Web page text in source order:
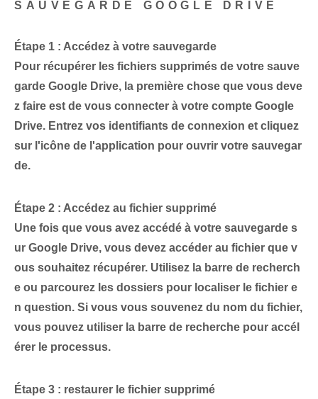
SAUVEGARDE GOOGLE DRIVE
Étape 1 : Accédez à votre sauvegarde
Pour récupérer les fichiers supprimés de votre sauve
garde Google Drive, la première chose que vous deve
z faire est de vous connecter à votre compte Google
Drive. Entrez vos identifiants de connexion et cliquez
sur l'icône de l'application‌ pour ouvrir ⁤votre sauvegar
de.
Étape 2 : Accédez au fichier supprimé
Une fois que vous avez accédé à votre sauvegarde s
ur Google Drive, vous devez accéder au fichier que v
ous souhaitez récupérer. Utilisez la barre de recherch
e ou parcourez les dossiers pour localiser le fichier e
n question. Si vous vous souvenez du nom du fichier,
vous pouvez utiliser la barre de recherche pour accél
érer le processus.
Étape 3 : restaurer le fichier supprimé